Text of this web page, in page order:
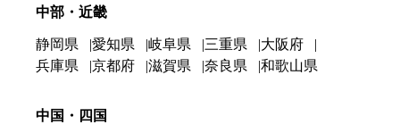
中部・近畿
静岡県 愛知県 岐阜県 三重県
大阪府
兵庫県
京都府 滋賀県 奈良県 和歌山県
中国・四国